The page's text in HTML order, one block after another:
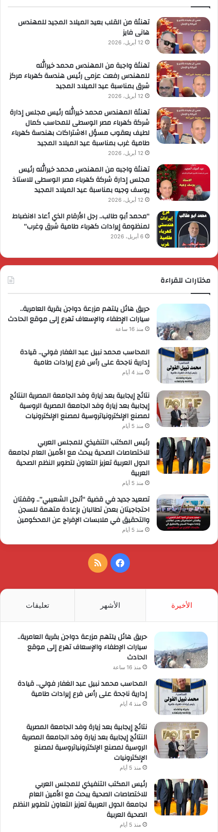
تهنئة من القلب بعيد الميلاد المجيد للمهندس
هانى فايز
12 أبريل، 2026
تهنئة واجبة من المهندس محمد خيرالله
للمهندس رفعت عزمى رئيس هندسة كهرباء مركز
شرق بمناسبة عيد الميلاد المجيد
12 أبريل، 2026
تهنئة المهندس محمد خيرالله رئيس مجلس إدارة
شركة كهرباء مصر الوسطى للمحاسب كمال
لطيف يعقوب مسؤل الاشتراكات بهندسة كهرباء
طامية غرب بمناسبة عيد الميلاد المجيد
12 أبريل، 2026
تهنئة واجبه من المهندس محمد خيرالله رئيس
مجلس إدارة شركة كهرباء مصر الوسطى للاستاذ
يوسف وجيه بمناسبة عيد الميلاد المجيد
12 أبريل، 2026
“محمد أبو طالب.. رجل الأرقام الذي أعاد الانضباط
لمنظومة إيرادات كهرباء طامية شرق وغرب”
6 أبريل، 2026
مختارات للقراءة
حريق هائل يلتهم مزرعة دواجن بقرية العامرية..
سيارات الإطفاء والإسعاف تهرع إلى موقع الحادث
منذ 16 ساعة
المحاسب محمد نبيل عبد الغفار فولي.. قيادة
إدارية ناجحة على رأس فرع إيرادات طامية
منذ 4 أيام
نتائج إيجابية بعد زيارة وفد الجامعة المصرية النتائج
إيجابية بعد زيارة وفد الجامعة المصرية الروسية
لمصنع الإلكترونياتروسية لمصنع الإلكترونيات
منذ 5 أيام
رئيس المكتب التنفيذي للمجلس العربي
للاختصاصات الصحية يبحث مع الأمين العام لجامعة
الدول العربية تعزيز التعاون لتطوير النظم الصحية
العربية
منذ 5 أيام
تصعيد جديد في قضية “أنجل الشعيبي”.. وقفتان
احتجاجيتان بعدن تطالبان بإعادة متهمة للسجن
والتحقيق في ملابسات الإفراج عن المحكومين
منذ 5 أيام
فيسبوكملخص
الأخيرة الأشهر تعليقات
حريق هائل يلتهم مزرعة دواجن بقرية العامرية..
سيارات الإطفاء والإسعاف تهرع إلى موقع
الحادث
منذ 16 ساعة
المحاسب محمد نبيل عبد الغفار فولي.. قيادة
إدارية ناجحة على رأس فرع إيرادات طامية
منذ 4 أيام
نتائج إيجابية بعد زيارة وفد الجامعة المصرية
النتائج إيجابية بعد زيارة وفد الجامعة المصرية
الروسية لمصنع الإلكترونياتروسية لمصنع
الإلكترونيات
منذ 5 أيام
رئيس المكتب التنفيذي للمجلس العربي
للاختصاصات الصحية يبحث مع الأمين العام
لجامعة الدول العربية تعزيز التعاون لتطوير النظم
الصحية العربية
منذ 5 أيام